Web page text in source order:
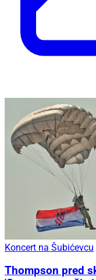
Koncert na Šubićevcu
Thompson pred